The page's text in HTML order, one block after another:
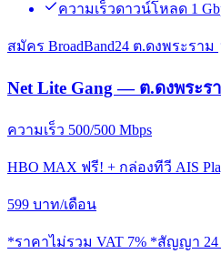
ความเร็วดาวน์โหลด 1
สมัคร BroadBand24 ต.ดงพระราม
Net Lite Gang — ต.ดงพระร
ความเร็ว 500/500 Mbps
HBO MAX ฟรี! + กล่องทีวี AIS
599 บาท/เดือน
*ราคาไม่รวม VAT 7% *สัญญา 24